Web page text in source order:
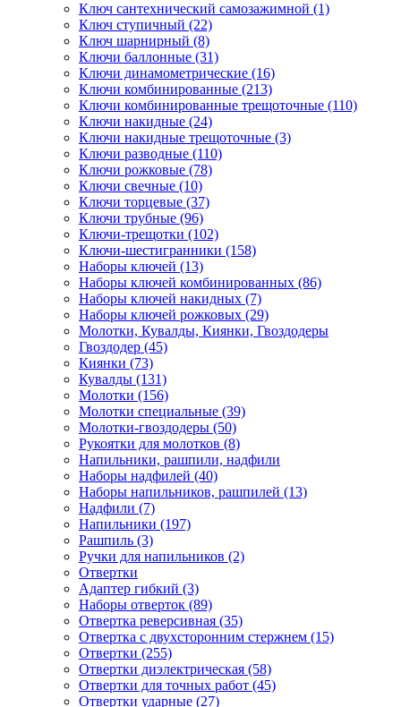
Ключ сантехнический самозажимной (1)
Ключ ступичный (22)
Ключ шарнирный (8)
Ключи баллонные (31)
Ключи динамометрические (16)
Ключи комбинированные (213)
Ключи комбинированные трещоточные (110)
Ключи накидные (24)
Ключи накидные трещоточные (3)
Ключи разводные (110)
Ключи рожковые (78)
Ключи свечные (10)
Ключи торцевые (37)
Ключи трубные (96)
Ключи-трещотки (102)
Ключи-шестигранники (158)
Наборы ключей (13)
Наборы ключей комбинированных (86)
Наборы ключей накидных (7)
Наборы ключей рожковых (29)
Молотки, Кувалды, Киянки, Гвоздодеры
Гвоздодер (45)
Киянки (73)
Кувалды (131)
Молотки (156)
Молотки специальные (39)
Молотки-гвоздодеры (50)
Рукоятки для молотков (8)
Напильники, рашпили, надфили
Наборы надфилей (40)
Наборы напильников, рашпилей (13)
Надфили (7)
Напильники (197)
Рашпиль (3)
Ручки для напильников (2)
Отвертки
Адаптер гибкий (3)
Наборы отверток (89)
Отвертка реверсивная (35)
Отвертка с двухсторонним стержнем (15)
Отвертки (255)
Отвертки диэлектрическая (58)
Отвертки для точных работ (45)
Отвертки ударные (27)